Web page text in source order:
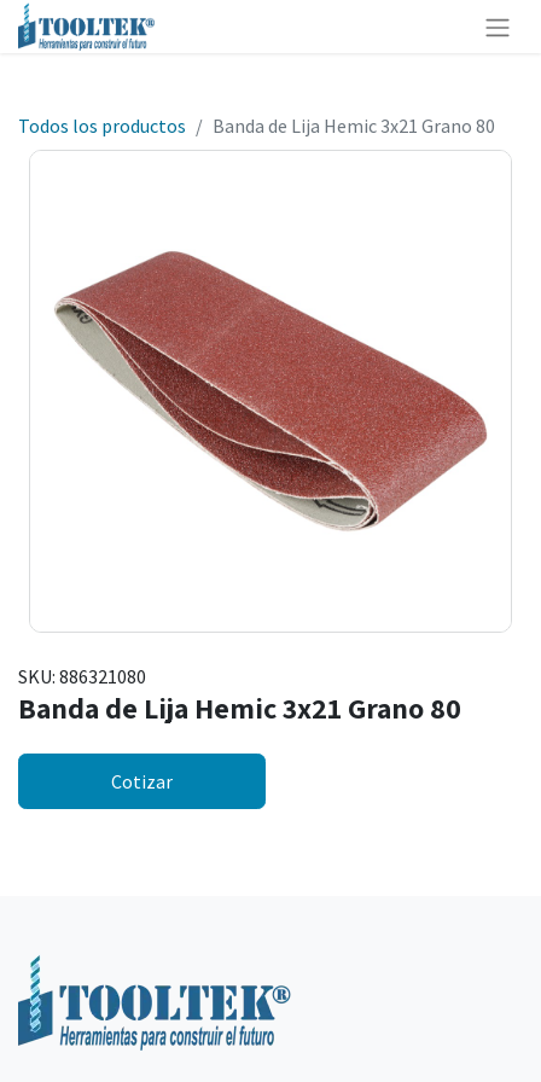
Todos los productos Banda de Lija Hemic 3x21 Grano 80
SKU: 886321080
Banda de Lija Hemic 3x21 Grano 80
Cotizar